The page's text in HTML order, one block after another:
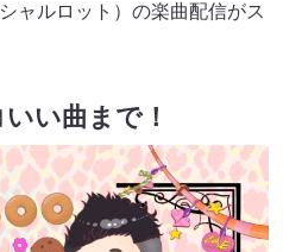
ャルロット）の楽曲配信がス
い曲まで！